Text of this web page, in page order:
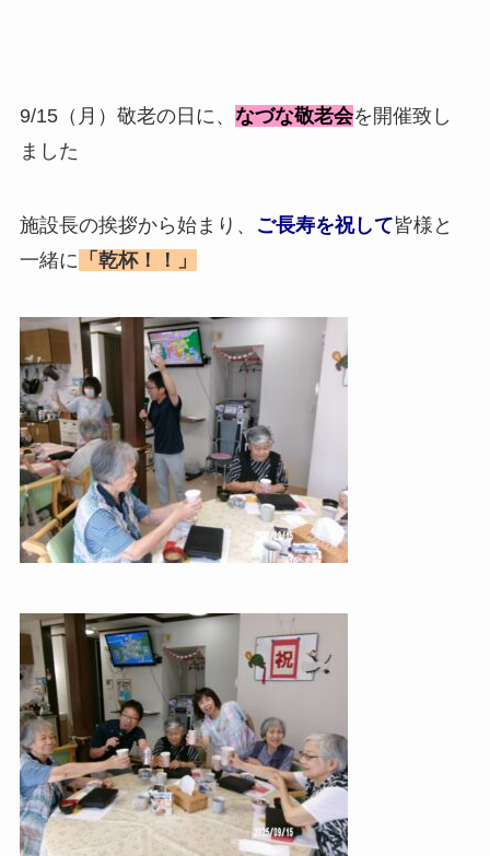
9/15（月）敬老の日に、 なづな敬老会を開催致し
ました
施設長の挨拶から始まり、 ご長寿を祝して皆様と
一緒に 「乾杯！！」